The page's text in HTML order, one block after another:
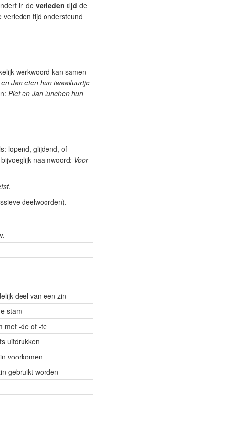
in de verleden tijd de
verleden tijd ondersteund
werkwoord kan samen
Jan eten hun twaalfuurtje
Piet en Jan lunchen hun
lopend, glijdend, of
naamwoord: Voor
deelwoorden).
deel van een zin
stam
met -de of -te
uitdrukken
voorkomen
gebruikt worden